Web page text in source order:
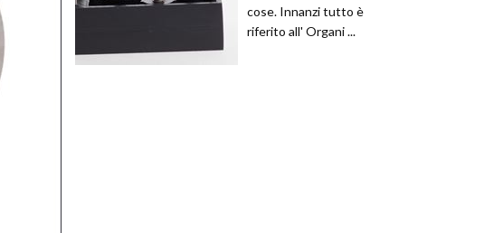
cose. Innanzi tutto è
riferito all' Organi ...